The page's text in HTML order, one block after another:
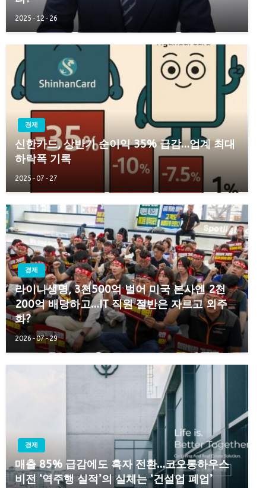
2025-12-26
경제
신한카드, 상반기 순이익 35% 급감…업계 최대
하락폭 기록
2025-07-27
경제
라이나생명, 3천500억 벌어 미국 본사엔 2천
200억 배당하고…IT 직원 절반은 자르고 외주
화?
2026-07-29
경제
매출 85% 급감에도 흑자 전환…코오롱하우스
비전 ‘역주행 실적’의 실체는 ‘건설업 폐업’